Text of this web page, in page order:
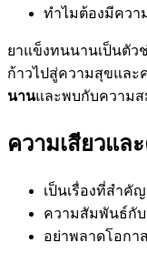
ทำไมต้องมีควา
ยาแข็งทนนานเป็นตัว
ก้าวไปสู่ความสุขแล
นานและพบกับความ
ความเสียวแล
เป็นเรื่องที่สำ
ความสัมพันธ์กั
อย่าพลาดโอก